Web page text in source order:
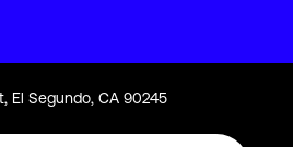
El Segundo, CA 90245